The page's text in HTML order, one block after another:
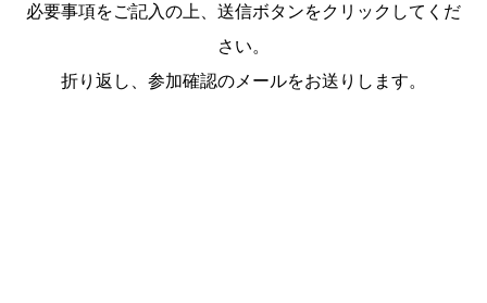
必要事項をご記入の上、送信ボタンをクリックしてくだ
さい。
折り返し、参加確認のメールをお送りします。